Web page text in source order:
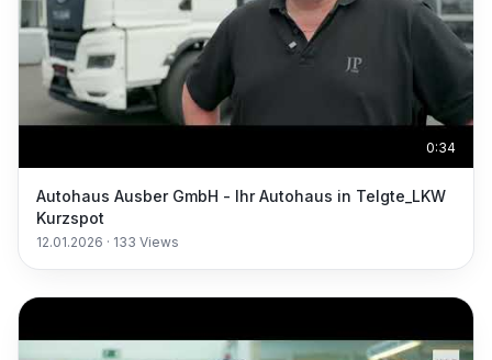
0:34
Autohaus Ausber GmbH - Ihr Autohaus in Telgte_LKW
Kurzspot
12.01.2026 · 133 Views